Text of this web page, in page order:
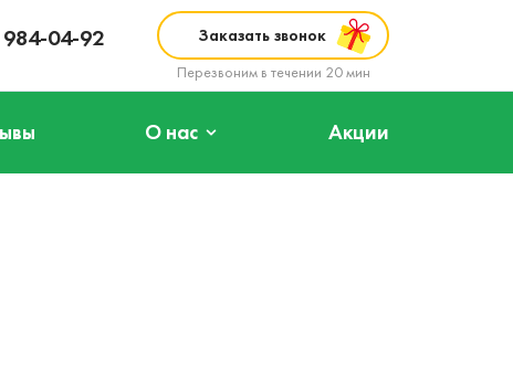
04-92 Заказать звонок
Перезвоним в течении 20 мин
О нас Акции